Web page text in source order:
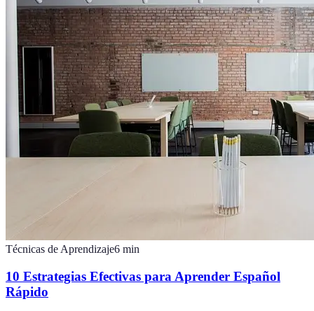
Técnicas de Aprendizaje6 min
10 Estrategias Efectivas para Aprender Español
Rápido